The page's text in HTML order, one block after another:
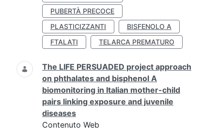
PUBERTÀ PRECOCE
PLASTICIZZANTI
BISFENOLO A
FTALATI
TELARCA PREMATURO
The LIFE PERSUADED project approach
on phthalates and bisphenol A
biomonitoring in Italian mother-child
pairs linking exposure and juvenile
diseases
Contenuto Web